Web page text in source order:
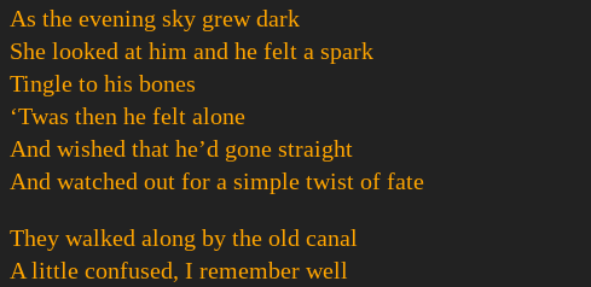
As the evening sky grew dark
She looked at him and he felt a spark
Tingle to his bones
‘Twas then he felt alone
And wished that he’d gone straight
And watched out for a simple twist of fate
They walked along by the old canal
A little confused, I remember well